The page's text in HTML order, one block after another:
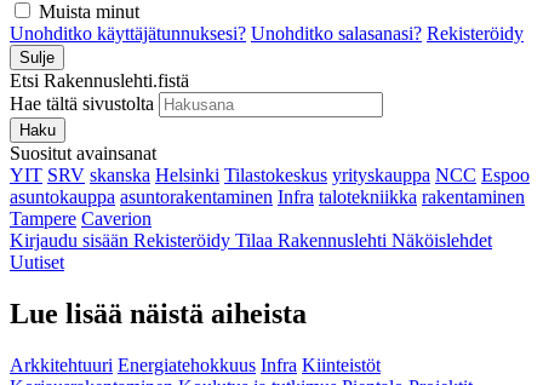
Muista minut
Unohditko käyttäjätunnuksesi? Unohditko salasanasi? Rekisteröidy
Sulje
Etsi Rakennuslehti.fistä
Hae tältä sivustolta
Haku
Suositut avainsanat
YIT SRV skanska Helsinki Tilastokeskus yrityskauppa NCC Espoo
asuntokauppa asuntorakentaminen Infra talotekniikka rakentaminen
Tampere Caverion
Kirjaudu sisään Rekisteröidy Tilaa Rakennuslehti Näköislehdet
Uutiset
Lue lisää näistä aiheista
Arkkitehtuuri Energiatehokkuus Infra Kiinteistöt